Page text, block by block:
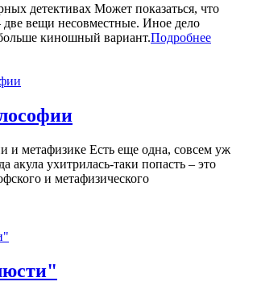
детективах Может показаться, что
две вещи несовместные. Иное дело
киношный вариант.Подробнее
и метафизике Есть еще одна, совсем уж
акула ухитрилась-таки попасть – это
и метафизического